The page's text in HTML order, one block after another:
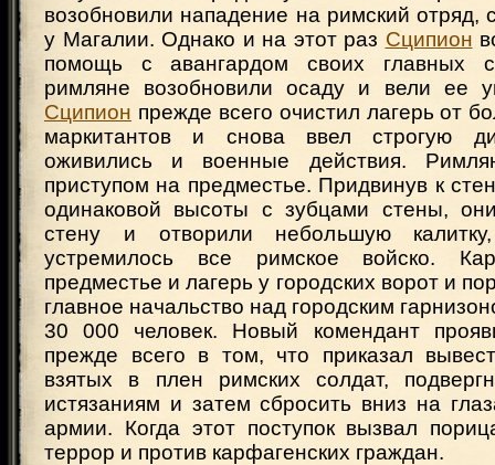
возобновили нападение на римский отряд,
у Магалии. Однако и на этот раз Сципион
помощь с авангардом своих главных
римляне возобновили осаду и вели ее
Сципион прежде всего очистил лагерь от
маркитантов и снова ввел строгую
оживились и военные действия.
приступом на предместье. Придвинув к
одинаковой высоты с зубцами стены,
стену и отворили небольшую
устремилось все римское войско.
предместье и лагерь у городских ворот и
главное начальство над городским
30 000 человек. Новый комендант
прежде всего в том, что приказал
взятых в плен римских солдат,
истязаниям и затем сбросить вниз на
армии. Когда этот поступок вызвал
террор и против карфагенских граждан.